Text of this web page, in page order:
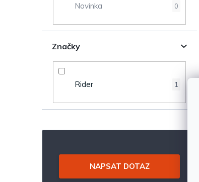
p
l
Novinka 0
Značky
Rider 1
NAPSAT DOTAZ